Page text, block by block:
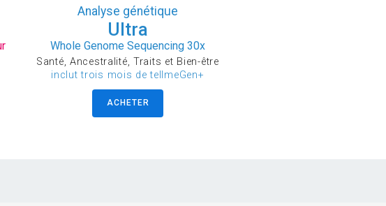
Analyse génétique
Ultra
Whole Genome Sequencing 30x
Santé, Ancestralité, Traits et Bien-être
inclut trois mois de tellmeGen+
ACHETER